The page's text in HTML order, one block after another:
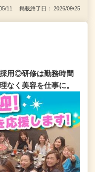
11 掲載終了日： 2026/09/25
用◎研修は勤務時間
なく美容を仕事に。